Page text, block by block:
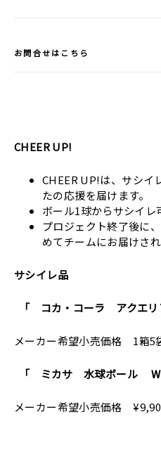
お問合せはこちら
CHEER UP!
CHEER UP!は、サシイ
たの応援を届けます。
ボール1球からサシイレ
プロジェクト終了後に
めてチームにお届けされ
サシイレ品
「 コカ・コーラ アクエ
メーカー希望小売価格 1箱5
「 ミカサ 水球ボール
メーカー希望小売価格